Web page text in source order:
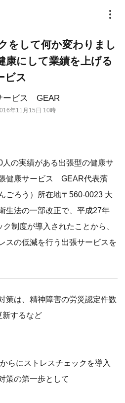
ービス GEAR
年11月15日 10時
をして何か変わりまし
康にして業績を上げる
ビス
の実績がある出張型の健康サ
健康サービス GEAR代表濱
ろう）所在地〒560-0023 大
生法の一部改正で、平成27年
制度が導入されたことから、
スの低減を行う出張サービスを
策は、精神障害の労災認定件数
新するなど
らにストレスチェックを導入
策の第一歩として